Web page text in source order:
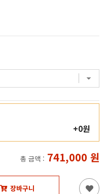
+0원
총 금액 : 741,000 원
장바구니